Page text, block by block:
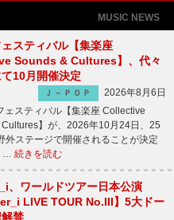
MUSIC NEWS
スティバル【集楽座
Sounds & Cultures】、代々
10月開催決定
Ｊ－ＰＯＰ
2026年8月6日
スティバル【集楽座 Collective
】が、2026年10月24日、25
外ステージで開催されることが決定
… 続きを読む
、ワールドツアー日本公演
LIVE TOUR No.III】5大ドー
禁